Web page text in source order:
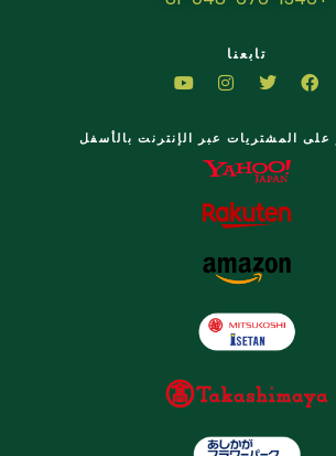
تابعنا
على المشتريات عبر الإنترنت بالأسفل